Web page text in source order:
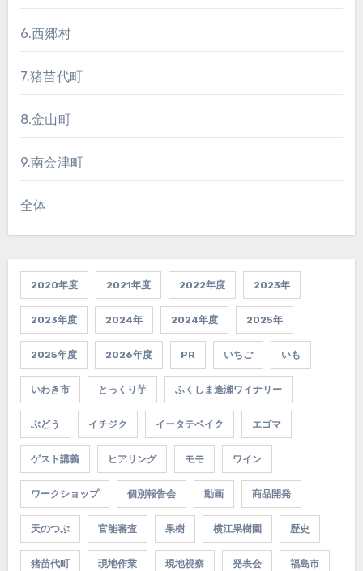
6.西郷村
7.猪苗代町
8.金山町
9.南会津町
全体
2020年度 2021年度 2022年度 2023年
2023年度 2024年 2024年度 2025年
2025年度 2026年度 PR いちご いも
いわき市 とっくり芋 ふくしま逢瀬ワイナリー
ぶどう イチジク イータテベイク エゴマ
ゲスト講義 ヒアリング モモ ワイン
ワークショップ 個別報告会 動画 商品開発
天のつぶ 官能審査 果樹 横江果樹園 歴史
猪苗代町 現地作業 現地視察 発表会 福島市